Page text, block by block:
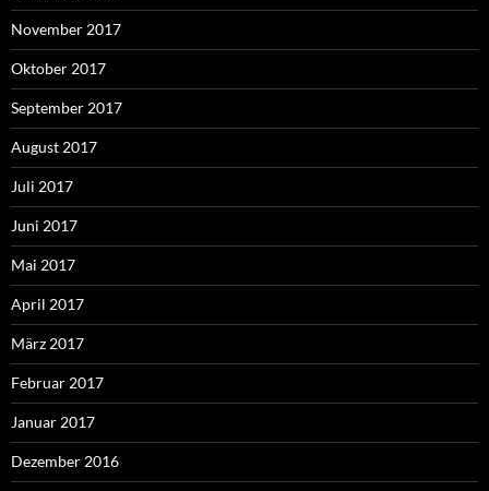
November 2017
Oktober 2017
September 2017
August 2017
Juli 2017
Juni 2017
Mai 2017
April 2017
März 2017
Februar 2017
Januar 2017
Dezember 2016